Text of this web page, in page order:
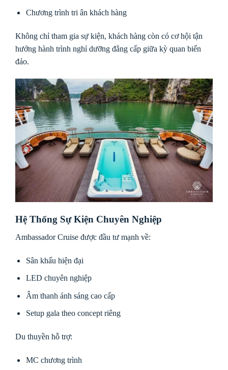
Chương trình tri ân khách hàng
Không chỉ tham gia sự kiện, khách hàng còn có cơ hội tận
hưởng hành trình nghỉ dưỡng đẳng cấp giữa kỳ quan biển
đảo.
Hệ Thống Sự Kiện Chuyên Nghiệp
Ambassador Cruise được đầu tư mạnh về:
Sân khấu hiện đại
LED chuyên nghiệp
Âm thanh ánh sáng cao cấp
Setup gala theo concept riêng
Du thuyền hỗ trợ:
MC chương trình